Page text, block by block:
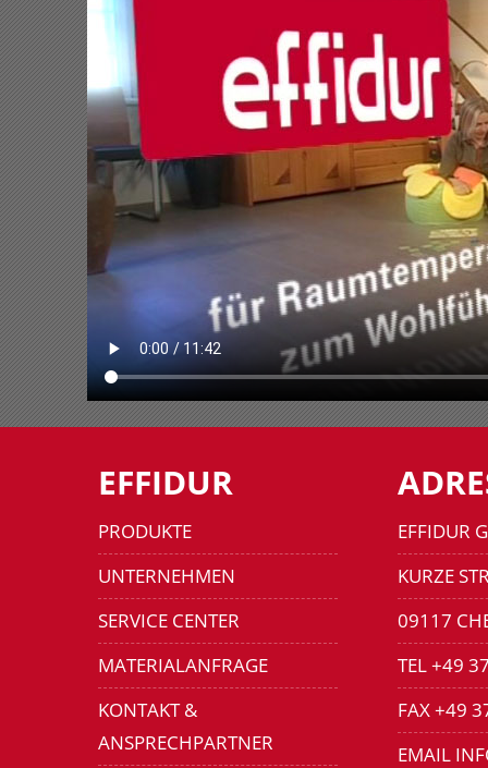
EFFIDUR
PRODUKTE
UNTERNEHMEN
SERVICE CENTER
MATERIALANFRAGE
KONTAKT &
ANSPRECHPARTNER
EFFIDUR
KURZE
09117
TEL +49
FAX +49
EMAIL